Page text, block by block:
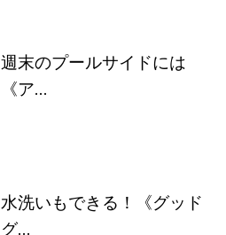
週末のプールサイドには
《ア...
水洗いもできる！《グッド
グ...